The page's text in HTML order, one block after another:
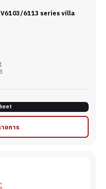
6113 series villa
ายการ